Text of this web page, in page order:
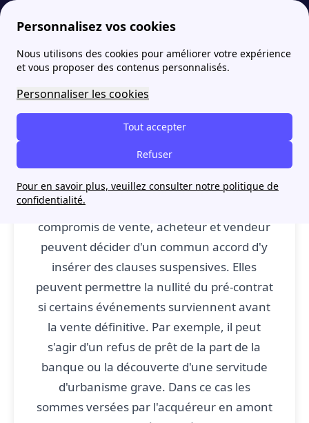
Personnalisez vos cookies
Nous utilisons des cookies pour améliorer votre expérience
et vous proposer des contenus personnalisés.
Personnaliser les cookies
Tout accepter
Refuser
Pour en savoir plus, veuillez consulter notre politique de
confidentialité.
papernest Lexique de l'immobilier: définitions de A à C Conditions suspensives : définition
Conditions suspensives :
définition
Conditions suspensives: Lors de la
signature d'une promesse ou d'un
compromis de vente, acheteur et vendeur
peuvent décider d'un commun accord d'y
insérer des clauses suspensives. Elles
peuvent permettre la nullité du pré-contrat
si certains événements surviennent avant
la vente définitive. Par exemple, il peut
s'agir d'un refus de prêt de la part de la
banque ou la découverte d'une servitude
d'urbanisme grave. Dans ce cas les
sommes versées par l'acquéreur en amont